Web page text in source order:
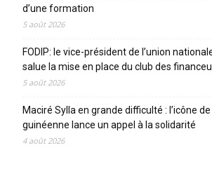
d’une formation
5 août 2026
FODIP: le vice-président de l’union
salue la mise en place du club des
5 août 2026
Maciré Sylla en grande difficulté : l’icône
guinéenne lance un appel à la solidarité
4 août 2026